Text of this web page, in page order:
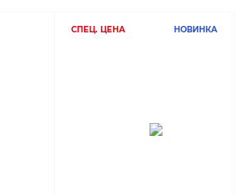
СПЕЦ. ЦЕНА НОВИНКА